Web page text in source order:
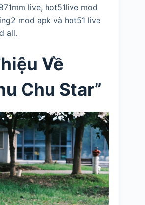
live, hot51live mod
mod apk và hot51 live
all.
Về
Chu Star”